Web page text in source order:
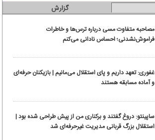
گزارش
مصاحبه متفاوت مسی درباره ترس‌ها و خاطرات
فراموش‌نشدنی؛ احساس نادانی می‌کنم
غفوری: تعهد داریم و پای استقلال می‌مانیم | بازیکنان حرفه‌ای
و آماده مسابقه هستند
ساپینتو: دروغ گفتند و برکناری من از پیش طراحی شده بود |
استقلال بزرگ قربانی مدیریت غیرحرفه‌ای شد